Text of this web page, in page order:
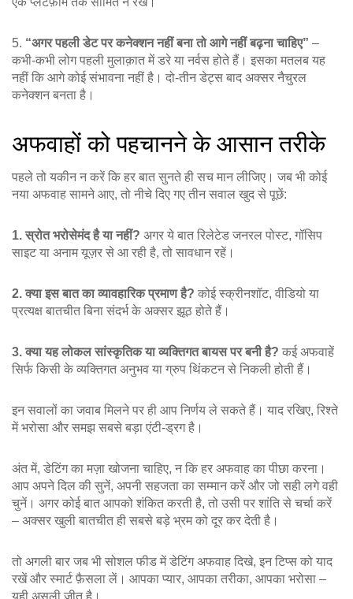
5. “अगर पहली डेट पर कनेक्शन नहीं बना तो आगे नहीं बढ़ना चाहिए” –
कभी‑कभी लोग पहली मुलाक़ात में डरे या नर्वस होते हैं। इसका मतलब यह
नहीं कि आगे कोई संभावना नहीं है। दो‑तीन डेट्स बाद अक्सर नैचुरल
कनेक्शन बनता है।
अफवाहों को पहचानने के आसान तरीके
पहले तो यकीन न करें कि हर बात सुनते ही सच मान लीजिए। जब भी कोई
नया अफवाह सामने आए, तो नीचे दिए गए तीन सवाल खुद से पूछें:
1. स्रोत भरोसेमंद है या नहीं? अगर ये बात रिलेटेड जनरल पोस्ट, गॉसिप
साइट या अनाम यूज़र से आ रही है, तो सावधान रहें।
2. क्या इस बात का व्यावहारिक प्रमाण है? कोई स्क्रीनशॉट, वीडियो या
प्रत्यक्ष बातचीत बिना संदर्भ के अक्सर झूठ होते हैं।
3. क्या यह लोकल सांस्कृतिक या व्यक्तिगत बायस पर बनी है? कई अफवाहें
सिर्फ किसी के व्यक्तिगत अनुभव या ग्रुप थिंकटन से निकली होती हैं।
इन सवालों का जवाब मिलने पर ही आप निर्णय ले सकते हैं। याद रखिए, रिश्ते
में भरोसा और समझ सबसे बड़ा एंटी‑ड्रग है।
अंत में, डेटिंग का मज़ा खोजना चाहिए, न कि हर अफवाह का पीछा करना।
आप अपने दिल की सुनें, अपनी सहजता का सम्मान करें और जो सही लगे वही
चुनें। अगर कोई बात आपको शंकित करती है, तो उसी पर शांति से चर्चा करें
– अक्सर खुली बातचीत ही सबसे बड़े भ्रम को दूर कर देती है।
तो अगली बार जब भी सोशल फीड में डेटिंग अफवाह दिखे, इन टिप्स को याद
रखें और स्मार्ट फ़ैसला लें। आपका प्यार, आपका तरीका, आपका भरोसा –
यही असली जीत है।